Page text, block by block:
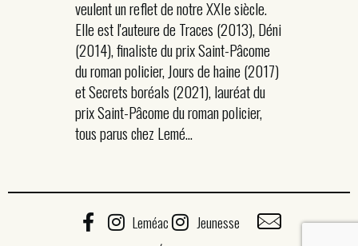
veulent un reflet de notre XXIe siècle.
Elle est l'auteure de Traces (2013), Déni
(2014), finaliste du prix Saint-Pâcome
du roman policier, Jours de haine (2017)
et Secrets boréals (2021), lauréat du
prix Saint-Pâcome du roman policier,
tous parus chez Lemé...
Leméac Jeunesse